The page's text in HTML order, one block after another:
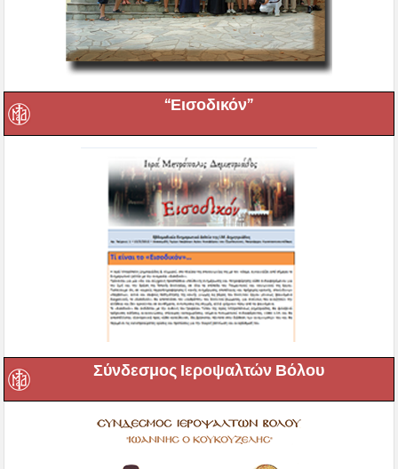
“Εισοδικόν”
Σύνδεσμος Ιεροψαλτών Βόλου